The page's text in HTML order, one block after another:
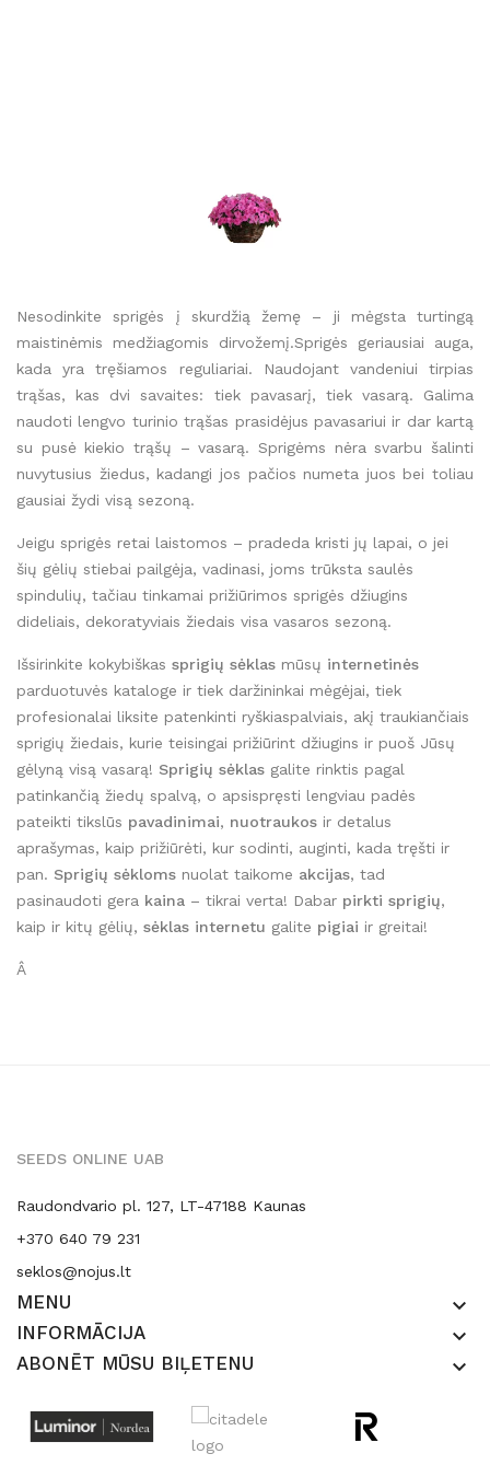
Nesodinkite sprigės į skurdžią žemę – ji mėgsta turtingą
maistinėmis medžiagomis dirvožemį.Sprigės geriausiai auga,
kada yra tręšiamos reguliariai. Naudojant vandeniui tirpias
trąšas, kas dvi savaites: tiek pavasarį, tiek vasarą. Galima
naudoti lengvo turinio trąšas prasidėjus pavasariui ir dar kartą
su pusė kiekio trąšų – vasarą. Sprigėms nėra svarbu šalinti
nuvytusius žiedus, kadangi jos pačios numeta juos bei toliau
gausiai žydi visą sezoną.
Jeigu sprigės retai laistomos – pradeda kristi jų lapai, o jei
šių gėlių stiebai pailgėja, vadinasi, joms trūksta saulės
spindulių, tačiau tinkamai prižiūrimos sprigės džiugins
dideliais, dekoratyviais žiedais visa vasaros sezoną.
Išsirinkite kokybiškas sprigių sėklas mūsų internetinės
parduotuvės kataloge ir tiek daržininkai mėgėjai, tiek
profesionalai liksite patenkinti ryškiaspalviais, akį traukiančiais
sprigių žiedais, kurie teisingai prižiūrint džiugins ir puoš Jūsų
gėlyną visą vasarą! Sprigių sėklas galite rinktis pagal
patinkančią žiedų spalvą, o apsispręsti lengviau padės
pateikti tikslūs pavadinimai, nuotraukos ir detalus
aprašymas, kaip prižiūrėti, kur sodinti, auginti, kada tręšti ir
pan. Sprigių sėkloms nuolat taikome akcijas, tad
pasinaudoti gera kaina – tikrai verta! Dabar pirkti sprigių,
kaip ir kitų gėlių, sėklas internetu galite pigiai ir greitai!
Â
SEEDS ONLINE UAB
Raudondvario pl. 127, LT-47188 Kaunas
+370 640 79 231
seklos@nojus.lt
MENU keyboard_arrow_down
INFORMĀCIJA keyboard_arrow_down
ABONĒT MŪSU BIĻETENU keyboard_arrow_down